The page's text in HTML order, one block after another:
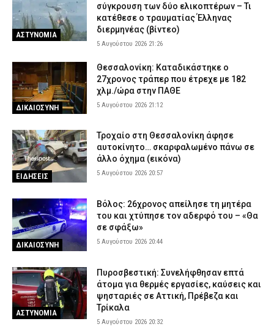
ΑΣΤΥΝΟΜΙΑ
σύγκρουση των δύο ελικοπτέρων – Τι
κατέθεσε ο τραυματίας Έλληνας
διερμηνέας (βίντεο)
5 Αυγούστου 2026 21:26
ΔΙΚΑΙΟΣΥΝΗ
Θεσσαλονίκη: Καταδικάστηκε ο
27χρονος τράπερ που έτρεχε με 182
χλμ./ώρα στην ΠΑΘΕ
5 Αυγούστου 2026 21:12
ΕΙΔΗΣΕΙΣ
Τροχαίο στη Θεσσαλονίκη άφησε
αυτοκίνητο… σκαρφαλωμένο πάνω σε
άλλο όχημα (εικόνα)
5 Αυγούστου 2026 20:57
ΔΙΚΑΙΟΣΥΝΗ
Βόλος: 26χρονος απείλησε τη μητέρα
του και χτύπησε τον αδερφό του – «Θα
σε σφάξω»
5 Αυγούστου 2026 20:44
ΑΣΤΥΝΟΜΙΑ
Πυροσβεστική: Συνελήφθησαν επτά
άτομα για θερμές εργασίες, καύσεις και
ψησταριές σε Αττική, Πρέβεζα και
Τρίκαλα
5 Αυγούστου 2026 20:32